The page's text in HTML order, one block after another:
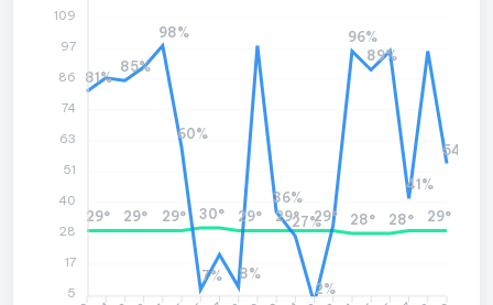
29° 29° 29° 30° 29° 29° 29° 28° 28° 29°
81%
85%
98%
60%
7% 8%
36%
27%
2%
96%
89%
41%
54%
109
97
86
74
63
51
40
28
17
5